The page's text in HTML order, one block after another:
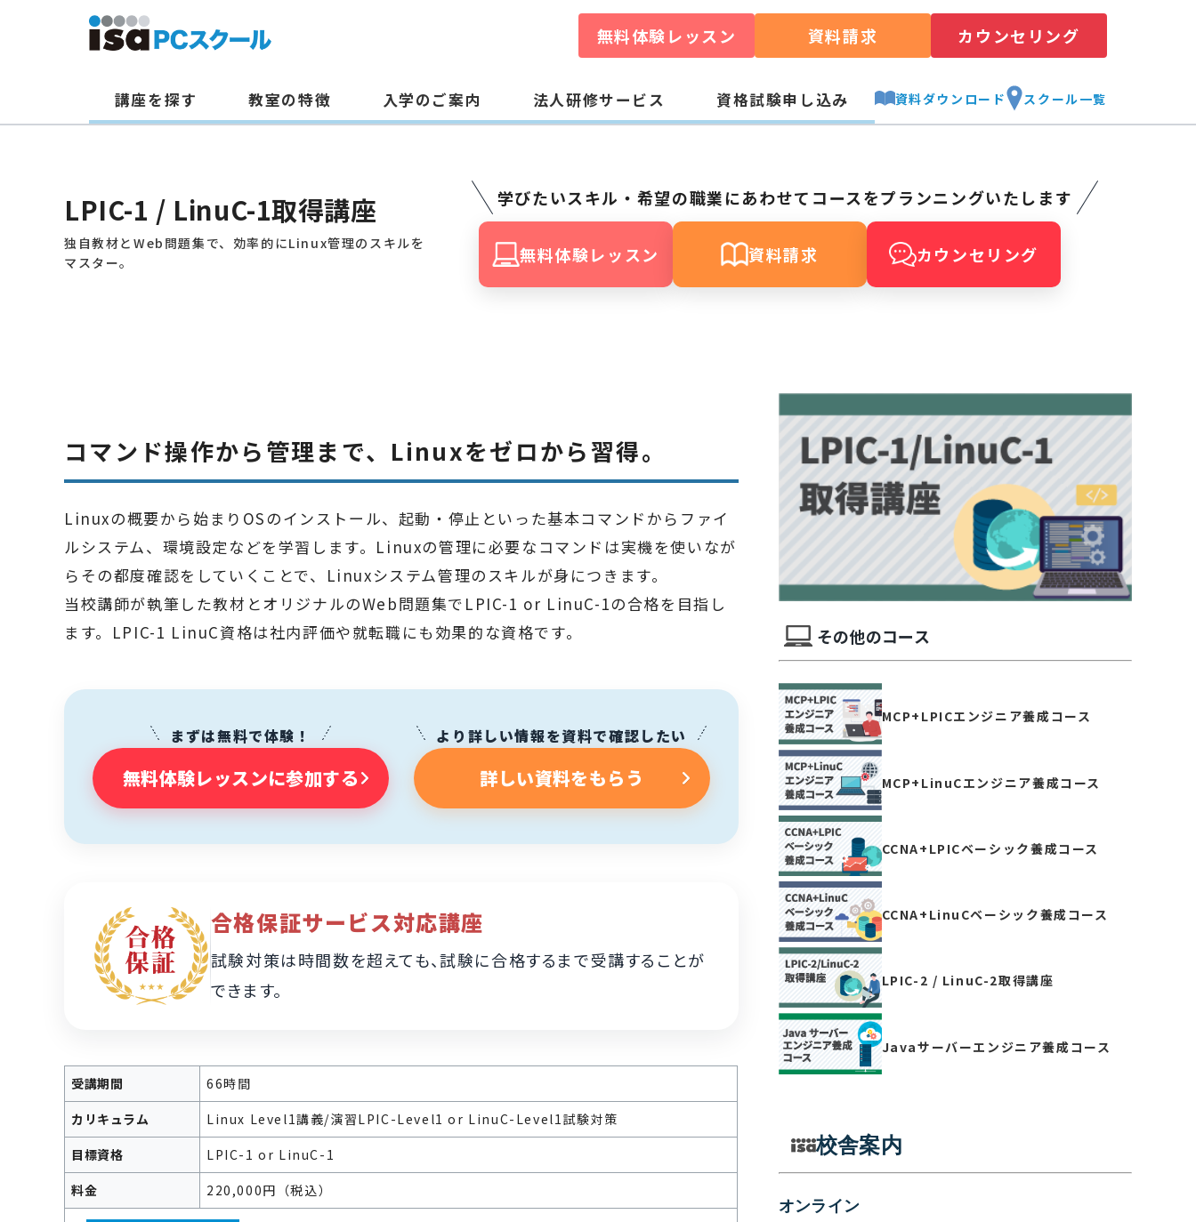
無料体験レッスン 資料請求 カウンセリング
講座を探す 教室の特徴 入学のご案内 法人研修サービス 資格試験申し込み 資料ダウンロード スクール一覧
LPIC-1 / LinuC-1取得講座
独自教材とWeb問題集で、効率的にLinux管理のスキルを
マスター。
学びたいスキル・希望の職業にあわせてコースをプランニングいたします
無料体験レッスン 資料請求 カウンセリング
コマンド操作から管理まで、Linuxをゼロから習得。
Linuxの概要から始まりOSのインストール、起動・停止といった基本コマンドからファイ
ルシステム、環境設定などを学習します。Linuxの管理に必要なコマンドは実機を使いなが
らその都度確認をしていくことで、Linuxシステム管理のスキルが身につきます。
当校講師が執筆した教材とオリジナルのWeb問題集でLPIC-1 or LinuC-1の合格を目指し
ます。LPIC-1 LinuC資格は社内評価や就転職にも効果的な資格です。
まずは無料で体験！
無料体験レッスンに参加する
より詳しい情報を資料で確認したい
詳しい資料をもらう
合格保証サービス対応講座
試験対策は時間数を超えても、試験に合格するまで受講することが
できます。
受講期間
66時間
カリキュラム
Linux Level1講義/演習LPIC-Level1 or LinuC-Level1試験対策
目標資格
LPIC-1 or LinuC-1
料金
220,000円（税込）
その他のコース
MCP+LPICエンジニア養成コース
MCP+LinuCエンジニア養成コース
CCNA+LPICベーシック養成コース
CCNA+LinuCベーシック養成コース
LPIC-2 / LinuC-2取得講座
Javaサーバーエンジニア養成コース
校舎案内
オンライン